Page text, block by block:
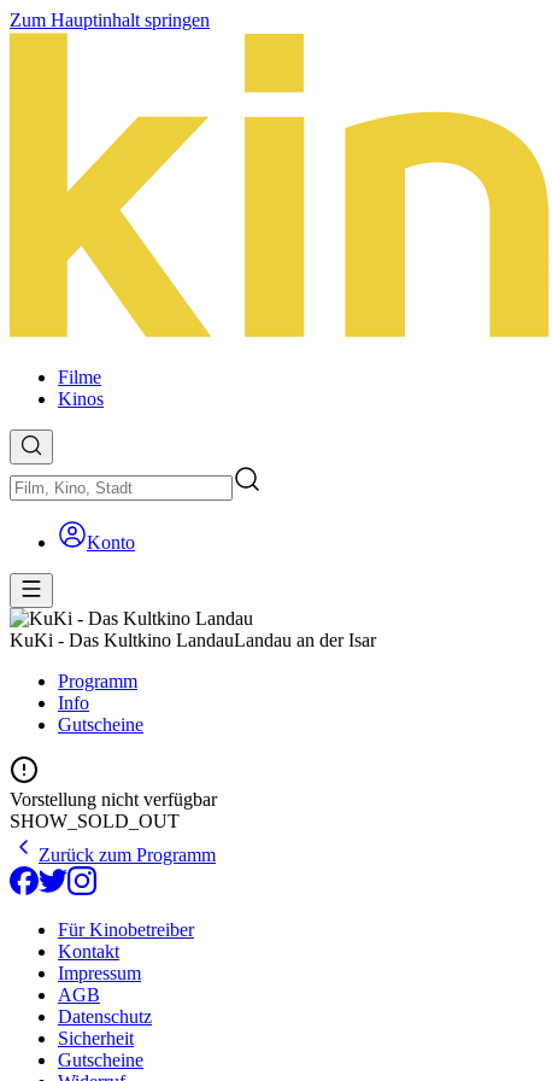
Zum Hauptinhalt springen
Filme
Kinos
Konto
KuKi - Das Kultkino LandauLandau an der Isar
Programm
Info
Gutscheine
Vorstellung nicht verfügbar
SHOW_SOLD_OUT
Zurück zum Programm
Für Kinobetreiber
Kontakt
Impressum
AGB
Datenschutz
Sicherheit
Gutscheine